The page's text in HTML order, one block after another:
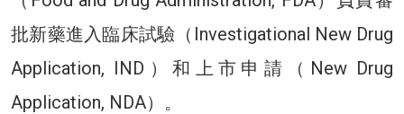
批新藥進入臨床試驗（Investigational New Drug
Application, IND）和上市申請（New Drug
Application, NDA）。